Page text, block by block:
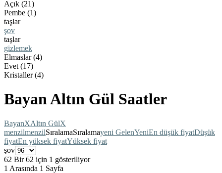
Açık (21)
Pembe (1)
taşlar
şov
taşlar
gizlemek
Elmaslar (4)
Evet (17)
Kristaller (4)
Bayan Altın Gül Saatler
BayanXAltın GülX
menzilmenzilSıralamaSıralamayeni GelenYeniEn düşük fiyatDüşük
fiyatEn yüksek fiyatYüksek fiyat
şov
62 Bir 62 için 1 gösteriliyor
1 Arasında 1 Sayfa